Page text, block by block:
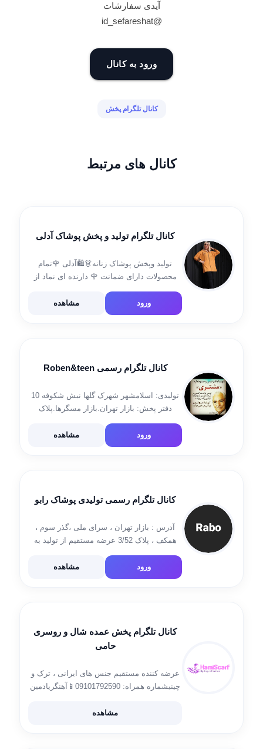
آیدی سفارشات
@id_sefareshat
ورود به کانال
کانال تلگرام پخش
کانال های مرتبط
کانال تلگرام تولید و پخش پوشاک آدلی
تولید وپخش پوشاک زنانه👗🛍آدلی 🌹تمام
محصولات دارای ضمانت 🌹 دارنده ای نماد از
عمده👇 @mb_wr ادرس دفتر فروش: تهران
بازار بزرگ،بازار مسگرها کوچه هفت تن پاساژ
ورود مشاهده
کانال تلگرام رسمی Roben&teen
تولیدی: اسلامشهر شهرک گلها نبش شکوفه 10
دفتر پخش: بازار تهران.بازار مسگرها.پلاک
@robenkia2 آیدی سفارش مدیر: کیاسرشت
ورود مشاهده
کانال تلگرام رسمی تولیدی پوشاک رابو
آدرس : بازار تهران ، سرای ملی ،گذر سوم ،
همکف ، پلاک 3/52 عرضه مستقیم از تولید به
ارتباط با […]
ورود مشاهده
کانال تلگرام پخش عمده شال و روسری
حامی
عرضه کننده مستقیم جنس های ایرانی ، ترک و
چینیشماره همراه: 09101792590📱آهنگریادمین
02155698574ادرس: بازار بزرگ تهران-پاساژ
مشاهده